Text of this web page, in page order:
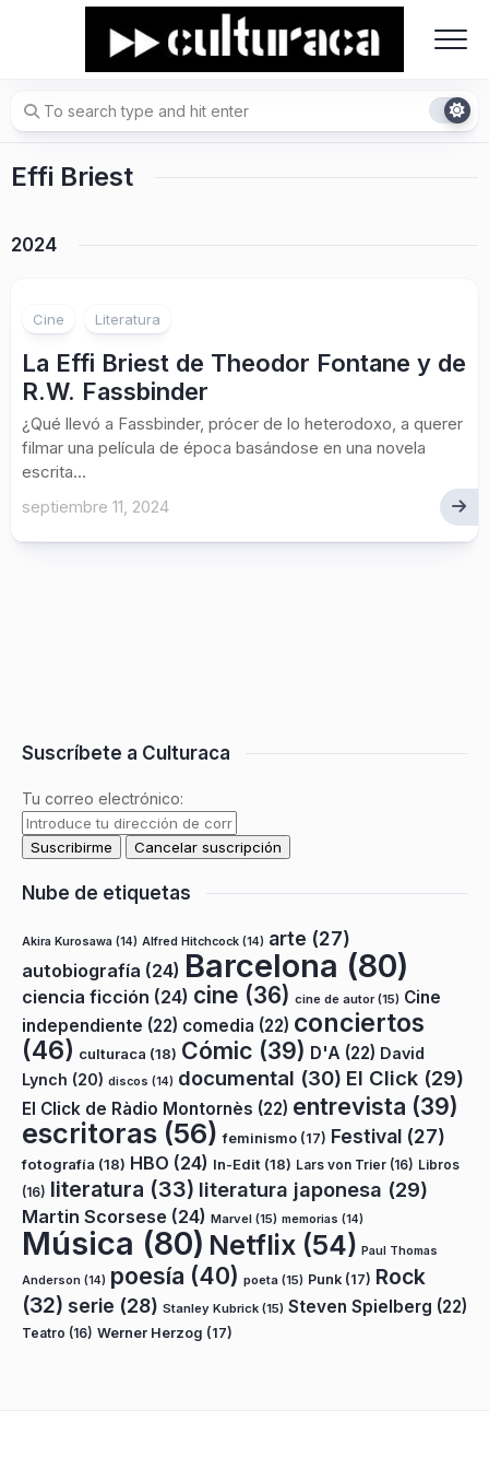
Effi Briest
2024
Cine Literatura
La Effi Briest de Theodor Fontane y de
R.W. Fassbinder
¿Qué llevó a Fassbinder, prócer de lo heterodoxo, a querer
filmar una película de época basándose en una novela
escrita...
septiembre 11, 2024
Suscríbete a Culturaca
Tu correo electrónico:
Nube de etiquetas
Akira Kurosawa (14) Alfred Hitchcock (14) arte (27)
autobiografía (24) Barcelona (80)
ciencia ficción (24) cine (36) cine de autor(15) Cine
independiente (22) comedia (22) conciertos
(46) culturaca (18) Cómic (39) D'A (22) David
Lynch (20) discos (14) documental (30) El Click (29)
El Click de Ràdio Montornès (22) entrevista (39)
escritoras (56) feminismo (17) Festival (27)
fotografía (18) HBO (24) In-Edit (18) Lars von Trier (16) Libros
(16) literatura (33) literatura japonesa (29)
Martin Scorsese (24) Marvel (15) memorias (14)
Música (80) Netflix (54) Paul Thomas
Anderson (14) poesía (40) poeta (15) Punk (17) Rock
(32) serie (28) Stanley Kubrick (15) Steven Spielberg (22)
Teatro (16) Werner Herzog (17)